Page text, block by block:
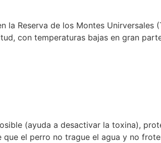
la Reserva de los Montes Unirversales
con temperaturas bajas en gran
(ayuda a desactivar la toxina),
el perro no trague el agua y no